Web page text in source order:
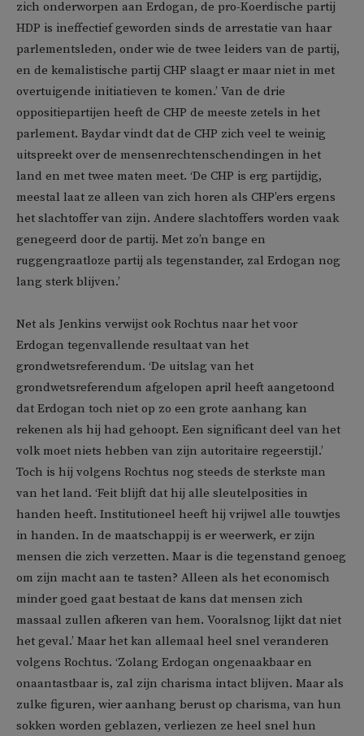
zich onderworpen aan Erdogan, de pro-Koerdische partij
HDP is ineffectief geworden sinds de arrestatie van haar
parlementsleden, onder wie de twee leiders van de partij,
en de kemalistische partij CHP slaagt er maar niet in met
overtuigende initiatieven te komen.’ Van de drie
oppositiepartijen heeft de CHP de meeste zetels in het
parlement. Baydar vindt dat de CHP zich veel te weinig
uitspreekt over de mensenrechtenschendingen in het
land en met twee maten meet. ‘De CHP is erg partijdig,
meestal laat ze alleen van zich horen als CHP’ers ergens
het slachtoffer van zijn. Andere slachtoffers worden vaak
genegeerd door de partij. Met zo’n bange en
ruggengraatloze partij als tegenstander, zal Erdogan nog
lang sterk blijven.’
Net als Jenkins verwijst ook Rochtus naar het voor
Erdogan tegenvallende resultaat van het
grondwetsreferendum. ‘De uitslag van het
grondwetsreferendum afgelopen april heeft aangetoond
dat Erdogan toch niet op zo een grote aanhang kan
rekenen als hij had gehoopt. Een significant deel van het
volk moet niets hebben van zijn autoritaire regeerstijl.’
Toch is hij volgens Rochtus nog steeds de sterkste man
van het land. ‘Feit blijft dat hij alle sleutelposities in
handen heeft. Institutioneel heeft hij vrijwel alle touwtjes
in handen. In de maatschappij is er weerwerk, er zijn
mensen die zich verzetten. Maar is die tegenstand genoeg
om zijn macht aan te tasten? Alleen als het economisch
minder goed gaat bestaat de kans dat mensen zich
massaal zullen afkeren van hem. Vooralsnog lijkt dat niet
het geval.’ Maar het kan allemaal heel snel veranderen
volgens Rochtus. ‘Zolang Erdogan ongenaakbaar en
onaantastbaar is, zal zijn charisma intact blijven. Maar als
zulke figuren, wier aanhang berust op charisma, van hun
sokken worden geblazen, verliezen ze heel snel hun